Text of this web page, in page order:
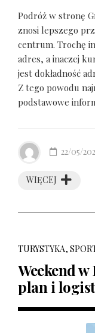
Podróż w stronę
znosi lepszego
centrum. Trochę
adres, a inaczej
jest dokładność
Z tego powodu
podstawowe
WIĘCEJ
22/05/
TURYSTYKA,
Weekend
plan i